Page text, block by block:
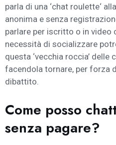
parla di una ‘chat roulette‘
anonima e senza
parlare per iscritto o in video
necessità di socializzare
questa ‘vecchia roccia’
facendola tornare, per forza
dibattito.
Come posso
senza pagare?